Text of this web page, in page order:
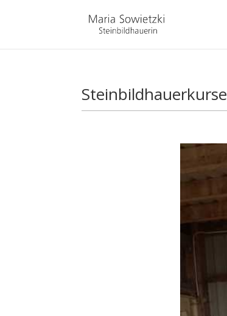
Steinbildhauerkurse